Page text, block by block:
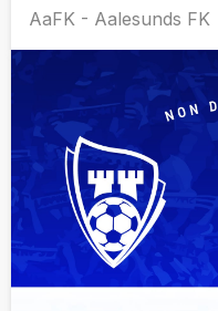
AaFK - Aalesunds FK